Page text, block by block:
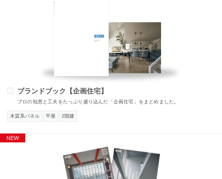
ブランドブック【企画住宅】
プロの知恵と工夫をたっぷり盛り込んだ「企画住宅」をまとめました。
木質系パネル 平屋 2階建